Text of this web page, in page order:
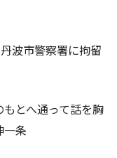
波市警察署に拘留
とへ通って話を胸
一条